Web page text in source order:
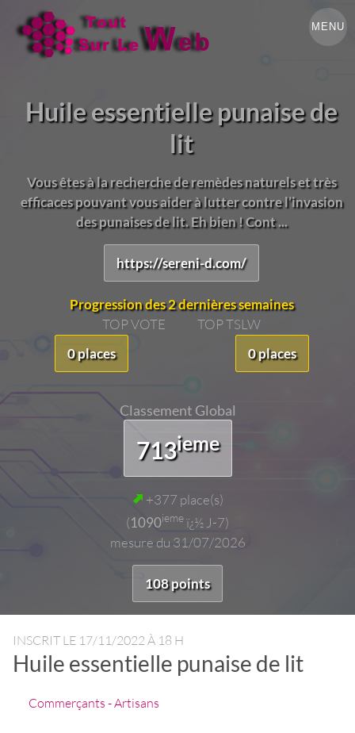
MENU
Huile essentielle punaise de
lit
Vous êtes à la recherche de remèdes naturels et très
efficaces pouvant vous aider à lutter contre l’invasion
des punaises de lit. Eh bien ! Cont ...
https://sereni-d.com/
Progression des 2 dernières semaines
TOP VOTE
0 places
TOP TSLW
0 places
Classement Global
713ieme
+377 place(s)
(1090iemeï¿½ J-7)
mesure du 31/07/2026
108 points
INSCRIT LE 17/11/2022 À 18 H
Huile essentielle punaise de lit
Commerçants - Artisans